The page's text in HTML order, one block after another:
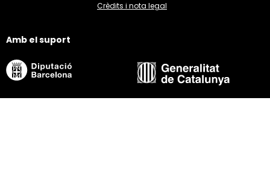
Crèdits i nota legal
Amb el suport